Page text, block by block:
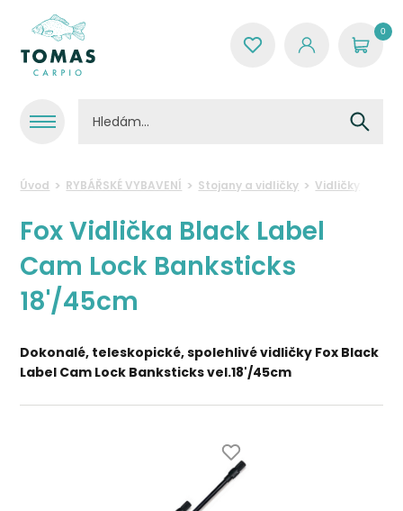
0
Úvod RYBÁŘSKÉ VYBAVENÍ Stojany a vidličky Vidličky
Fox Vidlička Black Label
Cam Lock Banksticks
18'/45cm
Dokonalé, teleskopické, spolehlivé vidličky Fox Black
Label Cam Lock Banksticks vel.18'/45cm